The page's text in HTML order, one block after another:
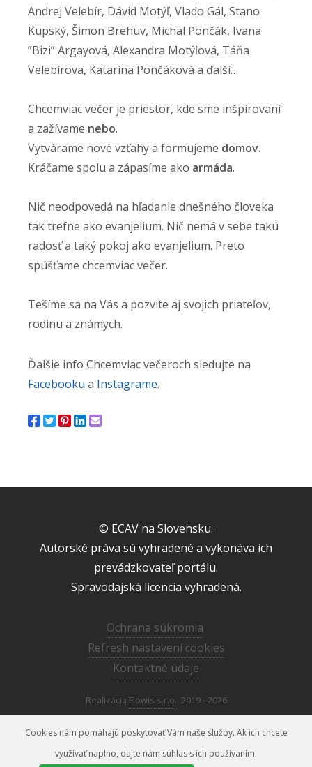
Andrej Velebír, Dávid Motýľ, Vlado Gál, Stano
Kupský, Šimon Brehuv, Michal Pončák, Ivana
”Bizi” Argayová, Alexandra Motýľová, Táňa
Velebírova, Katarína Pončáková a ďalší…
Chcemviac večer je priestor, kde sme inšpirovaní
a zažívame nebo.
Vytvárame nové vzťahy a formujeme domov.
Kráčame spolu a zápasíme ako armáda.
Nič neodpovedá na hľadanie dnešného človeka
tak trefne ako evanjelium. Nič nemá v sebe takú
radosť a taký pokoj ako evanjelium. Preto
spúšťame chcemviac večer.
Tešíme sa na Vás a pozvite aj svojich priateľov,
rodinu a známych.
Ďalšie info Chcemviac večeroch sledujte na
Facebooku a Instagrame.
© ECAV na Slovensku.
Autorské práva sú vyhradené a vykonáva ich
prevádzkovateľ portálu.
Spravodajská licencia vyhradená.
Ochrana súkromia
Refresh nastavení cookies
Kontaktné údaje
Realizácia Flowis s.r.o. 2019 - 2026
media@ecav.sk 02/59 201 220
Cookies nám pomáhajú poskytovať Vám naše služby. Ak ich chcete
využívať naplno, dajte nám súhlas s ich používaním.